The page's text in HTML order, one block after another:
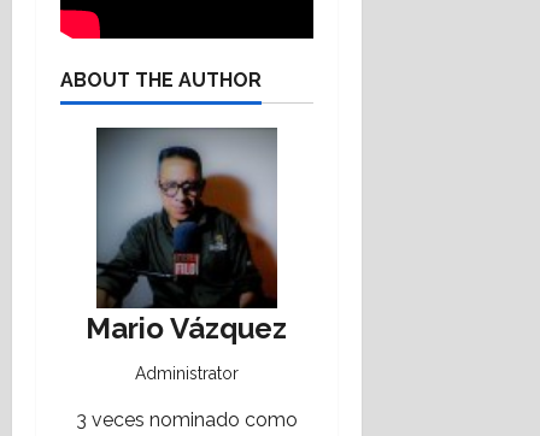
ABOUT THE AUTHOR
Mario Vázquez
Administrator
3 veces nominado como